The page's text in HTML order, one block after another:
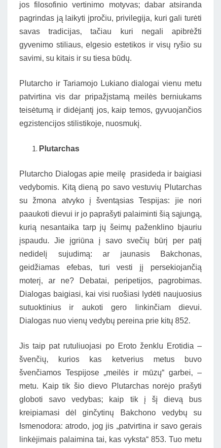
jos filosofinio vertinimo motyvas; dabar atsiranda
pagrindas ją laikyti įpročiu, privilegija, kuri gali turėti
savas tradicijas, tačiau kuri negali apibrėžti
gyvenimo stiliaus, elgesio estetikos ir visų ryšio su
savimi, su kitais ir su tiesa būdų.
Plutarcho ir Tariamojo Lukiano dialogai vienu metu
patvirtina vis dar pripažįstamą meilės berniukams
teisėtumą ir didėjantį jos, kaip temos, gyvuojančios
egzistencijos stilistikoje, nuosmukį.
Plutarchas
Plutarcho Dialogas apie meilę prasideda ir baigiasi
vedybomis. Kitą dieną po savo vestuvių Plutarchas
su žmona atvyko į šventąsias Tespijas: jie nori
paaukoti dievui ir jo paprašyti palaiminti šią sąjungą,
kurią nesantaika tarp jų šeimų paženklino bjauriu
įspaudu. Jie įgriūna į savo svečių būrį per patį
nedidelį sujudimą: ar jaunasis Bakchonas,
geidžiamas efebas, turi vesti jį persekiojančią
moterį, ar ne? Debatai, peripetijos, pagrobimas.
Dialogas baigiasi, kai visi ruošiasi lydėti naujuosius
sutuoktinius ir aukoti gero linkinčiam dievui.
Dialogas nuo vienų vedybų pereina prie kitų 852.
Jis taip pat rutuliuojasi po Eroto ženklu Erotidia –
švenčių, kurios kas ketverius metus buvo
švenčiamos Tespijose „meilės ir mūzų“ garbei, –
metu. Kaip tik šio dievo Plutarchas norėjo prašyti
globoti savo vedybas; kaip tik į šį dievą bus
kreipiamasi dėl ginčytinų Bakchono vedybų su
Ismenodora: atrodo, jog jis „patvirtina ir savo gerais
linkėjimais palaimina tai, kas vyksta“ 853. Tuo metu